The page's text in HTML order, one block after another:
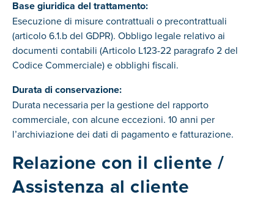
Base giuridica del trattamento:
Esecuzione di misure contrattuali o precontrattuali
(articolo 6.1.b del GDPR). Obbligo legale relativo ai
documenti contabili (Articolo L123-22 paragrafo 2 del
Codice Commerciale) e obblighi fiscali.
Durata di conservazione:
Durata necessaria per la gestione del rapporto
commerciale, con alcune eccezioni. 10 anni per
l’archiviazione dei dati di pagamento e fatturazione.
Relazione con il cliente /
Assistenza al cliente